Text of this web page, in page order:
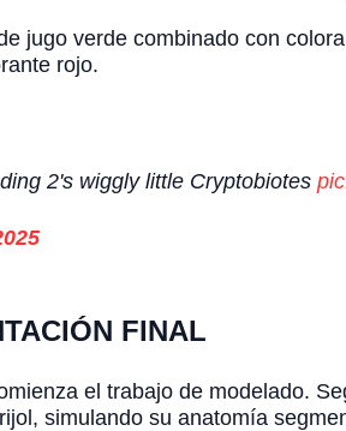
jugo verde combinado con
rojo.
2's wiggly little Cryptobiotes
FINAL
el trabajo de modelado.
simulando su anatomía